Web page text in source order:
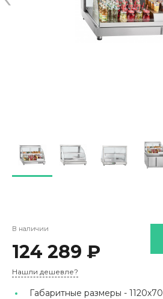
В наличии
124 289 ₽
Нашли дешевле?
Габаритные размеры -